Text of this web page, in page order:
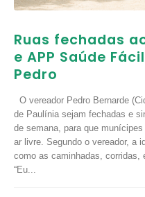
Ruas fechadas
e APP Saúde
Pedro
O vereador Pedro Bernarde
de Paulínia sejam fechadas e
de semana, para que
ar livre. Segundo o vereador, a
como as caminhadas, corridas,
“Eu...